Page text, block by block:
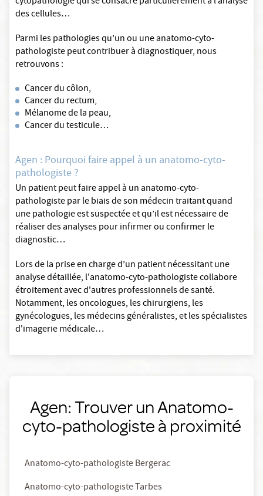
des cellules…
Parmi les pathologies qu’un ou une anatomo-cyto-
pathologiste peut contribuer à diagnostiquer, nous
retrouvons :
Cancer du côlon,
Cancer du rectum,
Mélanome de la peau,
Cancer du testicule…
Agen : Pourquoi faire appel à un anatomo-cyto-
pathologiste ?
Un patient peut faire appel à un anatomo-cyto-
pathologiste par le biais de son médecin traitant quand
une pathologie est suspectée et qu’il est nécessaire de
réaliser des analyses pour infirmer ou confirmer le
diagnostic…
Lors de la prise en charge d’un patient nécessitant une
analyse détaillée, l'anatomo-cyto-pathologiste collabore
étroitement avec d'autres professionnels de santé.
Notamment, les oncologues, les chirurgiens, les
gynécologues, les médecins généralistes, et les spécialistes
d'imagerie médicale…
Agen: Trouver un Anatomo-
cyto-pathologiste à proximité
Anatomo-cyto-pathologiste Bergerac
Anatomo-cyto-pathologiste Tarbes